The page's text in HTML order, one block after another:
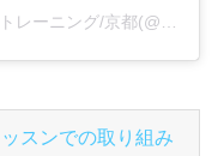
スンでの取り組み